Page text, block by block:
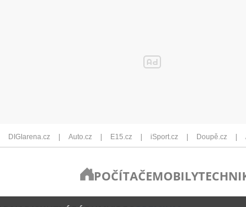
DIGIarena.cz Auto.cz E15.cz iSport.cz Doupě.cz
POČÍTAČEMOBILY